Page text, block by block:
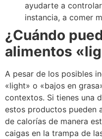
ayudarte a
instancia, a comer
¿Cuándo
alimentos
A pesar de los posibles
«light» o «bajos en
contextos. Si tienes una
estos productos pueden
de calorías de manera
caigas en la trampa de